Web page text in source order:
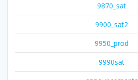
9870_sat
9900_sat2
9950_prod
9990sat